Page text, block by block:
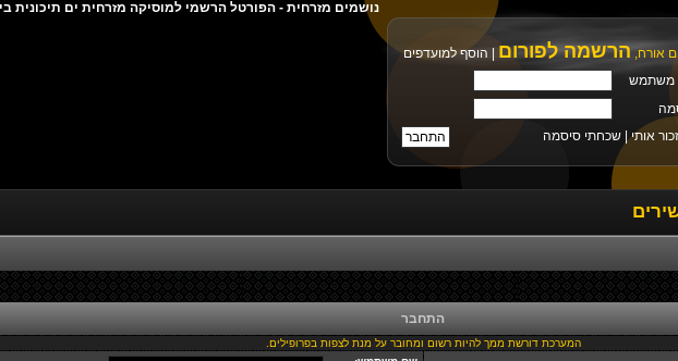
אורח, הרשמה לפורום
הוסף למועדפים
משתמש
זכור אותי |שכחתי סיסמה
נושמים מזרחית - הפורטל הרשמי למוסיקה מזרחית ים תיכונית
התחבר
המערכת דורשת ממך להיות רשום ומחובר על מנת לצפות בפרופילים.